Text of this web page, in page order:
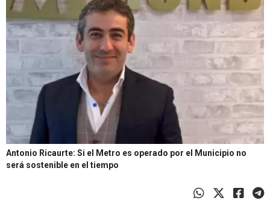
Antonio Ricaurte: Si el Metro es operado por el Municipio no
será sostenible en el tiempo